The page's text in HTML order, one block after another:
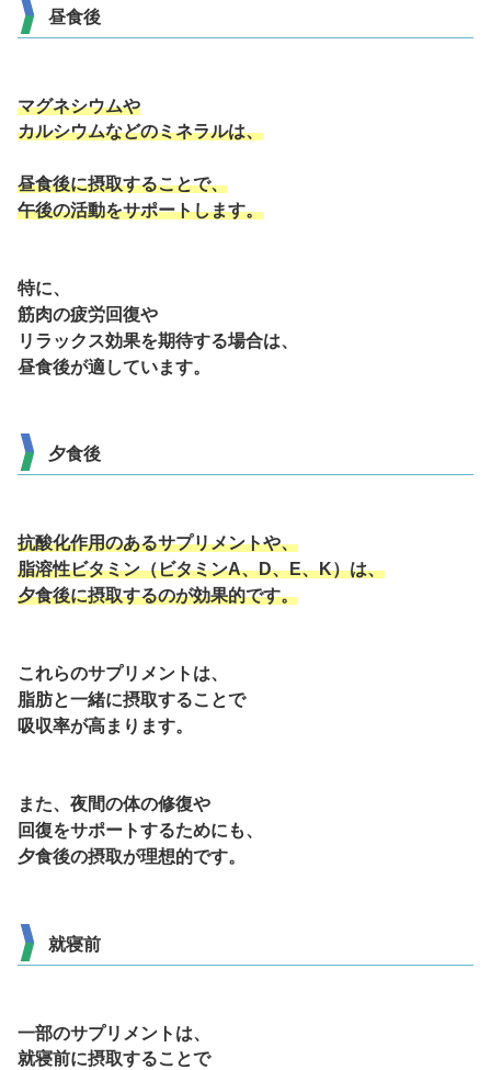
昼食後
マグネシウムや
カルシウムなどのミネラルは、
昼食後に摂取することで、
午後の活動をサポートします。
特に、
筋肉の疲労回復や
リラックス効果を期待する場合は、
昼食後が適しています。
夕食後
抗酸化作用のあるサプリメントや、
脂溶性ビタミン（ビタミンA、D、E、K）は、
夕食後に摂取するのが効果的です。
これらのサプリメントは、
脂肪と一緒に摂取することで
吸収率が高まります。
また、 夜間の体の修復や
回復をサポートするためにも、
夕食後の摂取が理想的です。
就寝前
一部のサプリメントは、
就寝前に摂取することで